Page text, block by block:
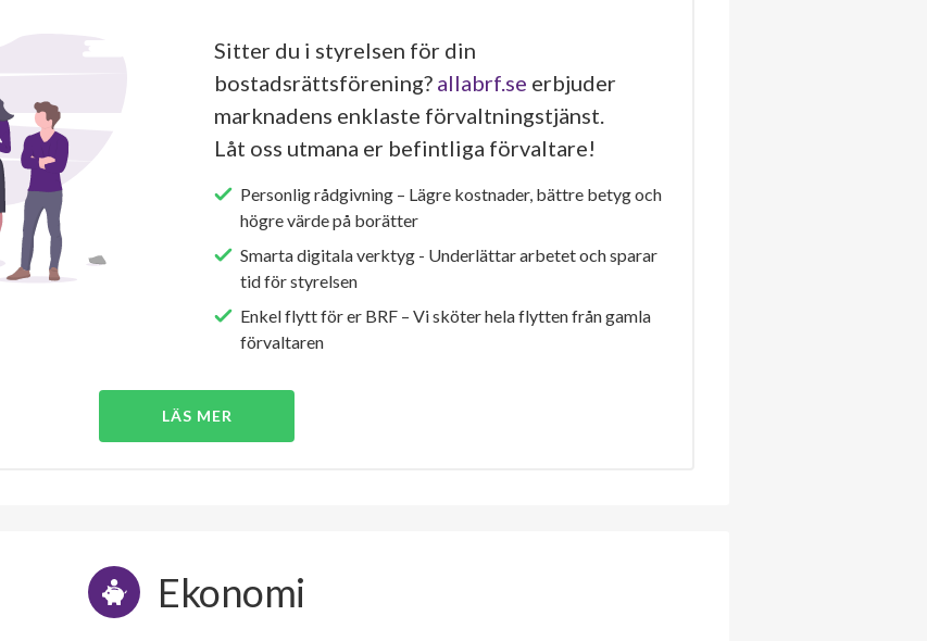
Sitter du i styrelsen för din
bostadsrättsförening? allabrf.se erbjuder
marknadens enklaste förvaltningstjänst.
Låt oss utmana er befintliga förvaltare!
Personlig rådgivning – Lägre kostnader, bättre betyg och
högre värde på borätter
Smarta digitala verktyg - Underlättar arbetet och sparar
tid för styrelsen
Enkel flytt för er BRF – Vi sköter hela flytten från gamla
förvaltaren
LÄS MER
Ekonomi